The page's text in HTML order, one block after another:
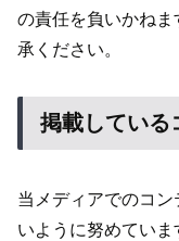
の責任を負いかねま
承ください。
掲載している
当メディアでのコ
いように努めていま